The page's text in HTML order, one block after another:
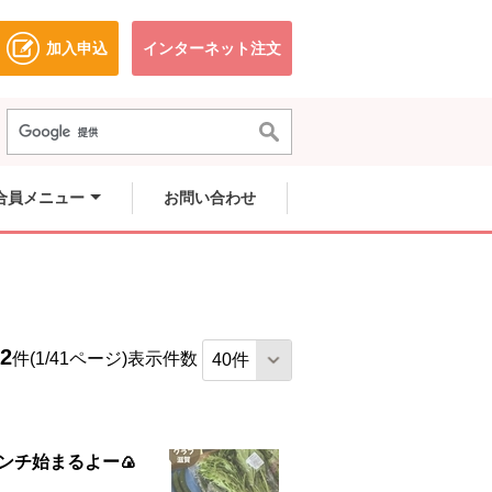
ウで開きます。
加入申込
別のウィンドウで開きます。
インターネット注文別のウィンドウで開きます。
員メニュー お問い合わせ
件(1/41ページ)表示件数
チ始まるよー🍙